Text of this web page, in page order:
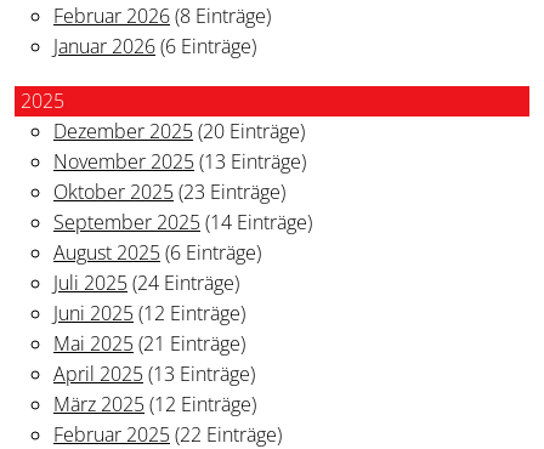
Februar 2026(8 Einträge)
Januar 2026(6 Einträge)
2025
Dezember 2025(20 Einträge)
November 2025(13 Einträge)
Oktober 2025(23 Einträge)
September 2025(14 Einträge)
August 2025(6 Einträge)
Juli 2025(24 Einträge)
Juni 2025(12 Einträge)
Mai 2025(21 Einträge)
April 2025(13 Einträge)
März 2025(12 Einträge)
Februar 2025(22 Einträge)